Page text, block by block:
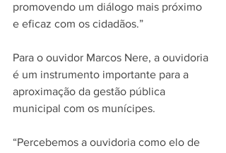
promovendo um diálogo mais próximo
e eficaz com os cidadãos.”
Para o ouvidor Marcos Nere, a ouvidoria
é um instrumento importante para a
aproximação da gestão pública
municipal com os munícipes.
“Percebemos a ouvidoria como elo de